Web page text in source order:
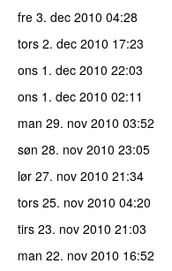
fre 3. dec 2010 04:28
tors 2. dec 2010 17:23
ons 1. dec 2010 22:03
ons 1. dec 2010 02:11
man 29. nov 2010 03:52
søn 28. nov 2010 23:05
lør 27. nov 2010 21:34
tors 25. nov 2010 04:20
tirs 23. nov 2010 21:03
man 22. nov 2010 16:52